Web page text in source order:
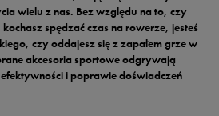
wielu z nas. Bez względu na to, czy
spędzać czas na rowerze, jesteś
czy oddajesz się z zapałem grze w
akcesoria sportowe odgrywają
i poprawie doświadczeń